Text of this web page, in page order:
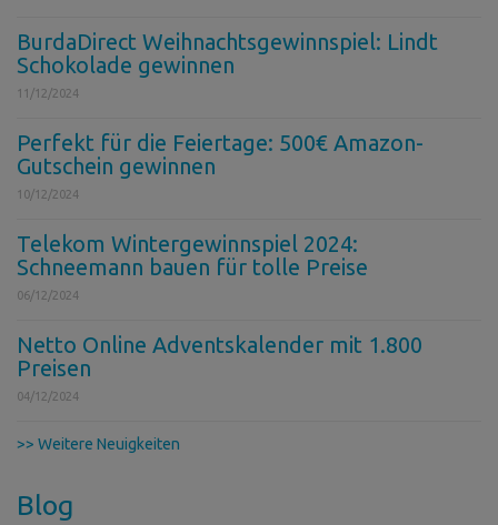
BurdaDirect Weihnachtsgewinnspiel: Lindt
Schokolade gewinnen
11/12/2024
Perfekt für die Feiertage: 500€ Amazon-
Gutschein gewinnen
10/12/2024
Telekom Wintergewinnspiel 2024:
Schneemann bauen für tolle Preise
06/12/2024
Netto Online Adventskalender mit 1.800
Preisen
04/12/2024
>> Weitere Neuigkeiten
Blog